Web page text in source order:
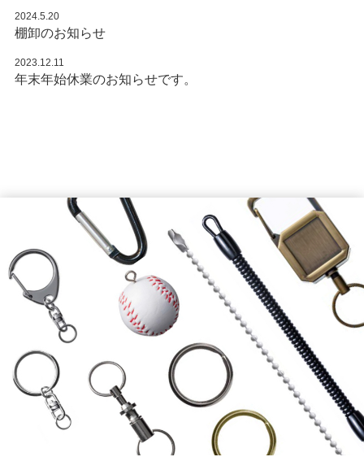
2024.5.20
棚卸のお知らせ
2023.12.11
年末年始休業のお知らせです。